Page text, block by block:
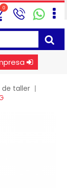
0
de taller